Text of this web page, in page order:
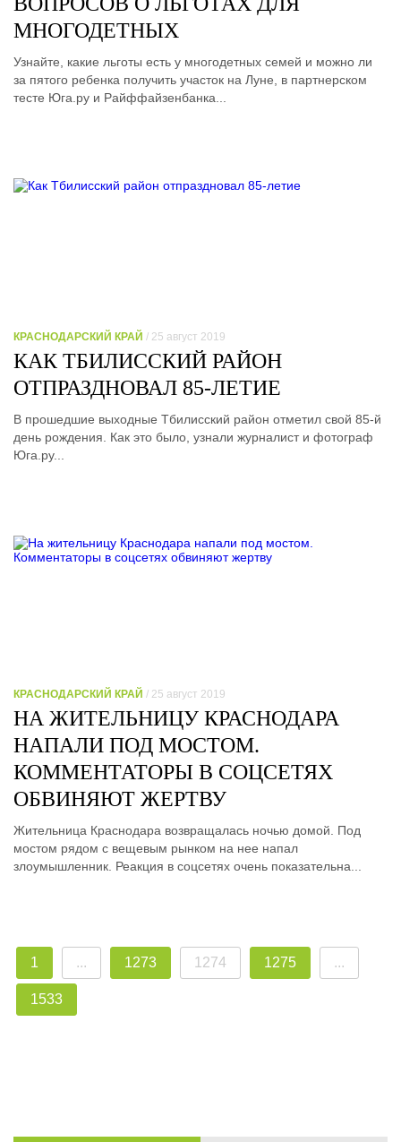
МНОГОДЕТНЫХ
Узнайте, какие льготы есть у многодетных семей и можно ли
за пятого ребенка получить участок на Луне, в партнерском
тесте Юга.ру и Райффайзенбанка...
КРАСНОДАРСКИЙ КРАЙ / 25 август 2019
КАК ТБИЛИССКИЙ РАЙОН
ОТПРАЗДНОВАЛ 85-ЛЕТИЕ
В прошедшие выходные Тбилисский район отметил свой 85-й
день рождения. Как это было, узнали журналист и фотограф
Юга.ру...
КРАСНОДАРСКИЙ КРАЙ / 25 август 2019
НА ЖИТЕЛЬНИЦУ КРАСНОДАРА
НАПАЛИ ПОД МОСТОМ.
КОММЕНТАТОРЫ В СОЦСЕТЯХ
ОБВИНЯЮТ ЖЕРТВУ
Жительница Краснодара возвращалась ночью домой. Под
мостом рядом с вещевым рынком на нее напал
злоумышленник. Реакция в соцсетях очень показательна...
1 ... 1273 1274 1275 ...
1533